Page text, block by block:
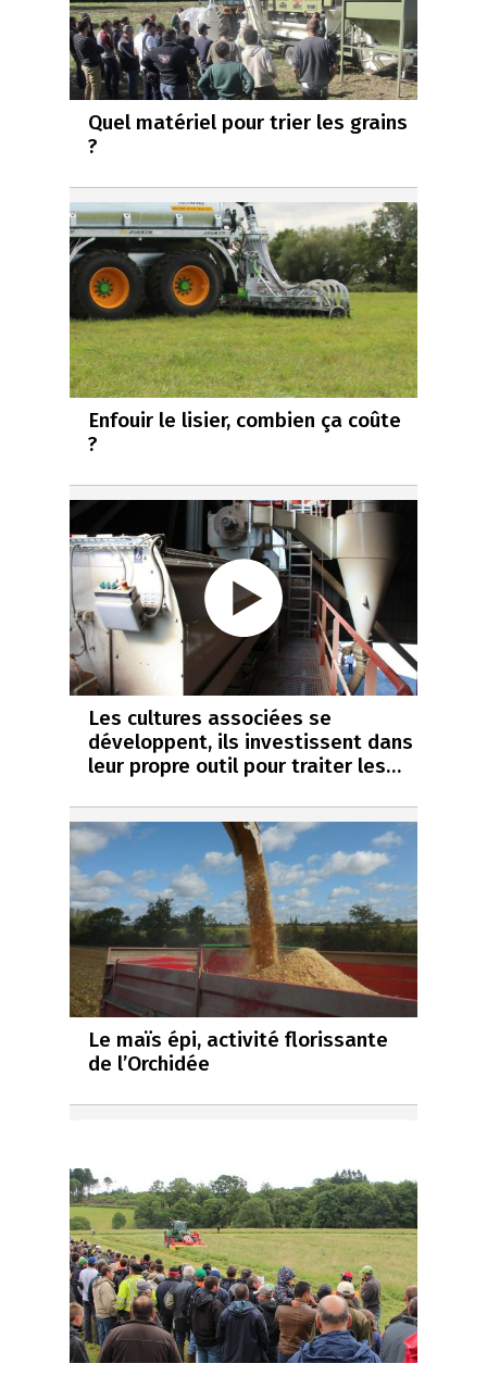
Quel matériel pour trier les grains
?
Enfouir le lisier, combien ça coûte
?
Les cultures associées se
développent, ils investissent dans
leur propre outil pour traiter les…
Le maïs épi, activité florissante
de l’Orchidée